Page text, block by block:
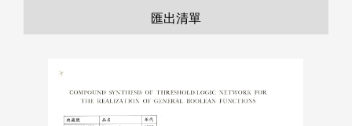
管理者登入
匯出清單